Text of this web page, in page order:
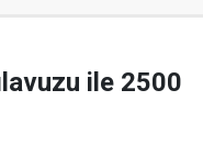
ile 2500